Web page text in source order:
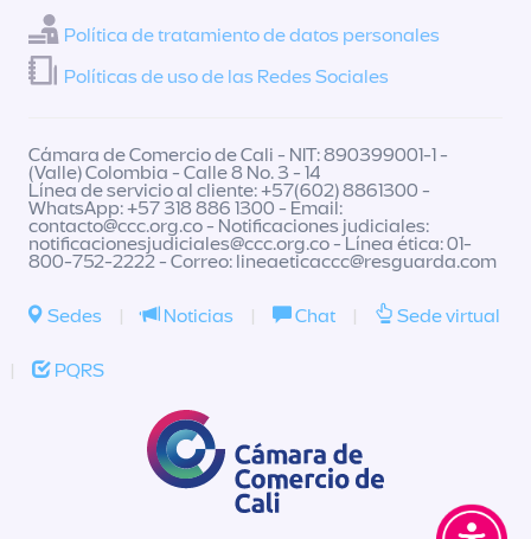
Política de tratamiento de datos personales
Políticas de uso de las Redes Sociales
Cámara de Comercio de Cali - NIT: 890399001-1 -
(Valle) Colombia - Calle 8 No. 3 - 14
Línea de servicio al cliente: +57(602) 8861300 -
WhatsApp: +57 318 886 1300 - Email:
contacto@ccc.org.co- Notificaciones judiciales:
notificacionesjudiciales@ccc.org.co- Línea ética: 01-
800-752-2222 - Correo: lineaeticaccc@resguarda.com
Sedes | Noticias | Chat | Sede virtual
| PQRS